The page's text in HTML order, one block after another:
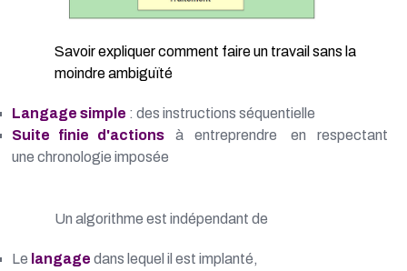
Savoir expliquer comment faire un travail sans la
moindre ambiguïté
Langage simple : des instructions séquentielle
Suite finie d'actions à entreprendre en respectant
une chronologie imposée
Un algorithme est indépendant de
Le langage dans lequel il est implanté,